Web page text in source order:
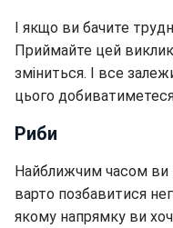
І якщо ви бачите
Приймайте цей
зміниться. І все
цього
Риби
Найближчим часом ви
варто позбавитися
якому напрямку ви